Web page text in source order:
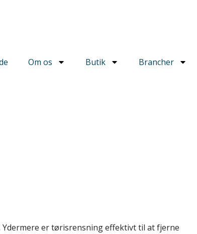
Om os Butik Brancher
er tørisrensning effektivt til at fjerne